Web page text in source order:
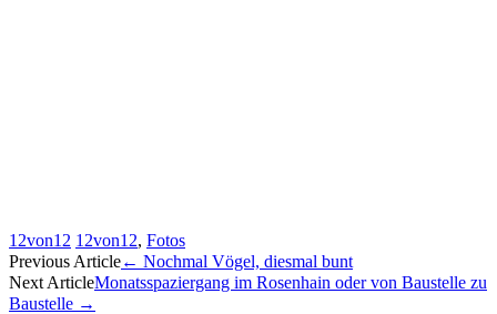
12von12 12von12, Fotos
Artikel-
Navigation
Previous Article← Nochmal Vögel, diesmal bunt
Next ArticleMonatsspaziergang im Rosenhain oder von Baustelle zu
Baustelle →